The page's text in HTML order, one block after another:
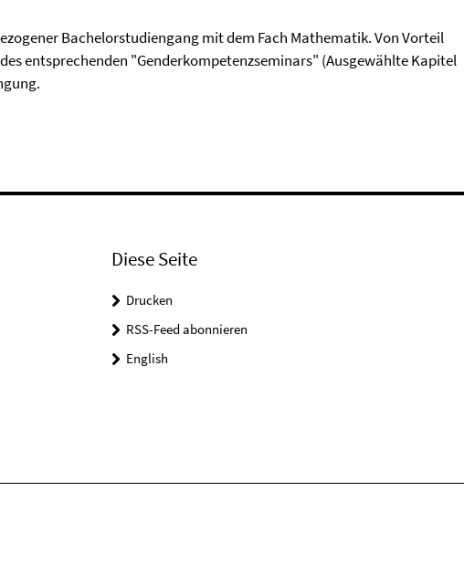
Bachelorstudiengang mit dem Fach Mathematik. Von Vorteil
entsprechenden "Genderkompetenzseminars" (Ausgewählte Kapitel
Diese Seite
Drucken
RSS-Feed abonnieren
English